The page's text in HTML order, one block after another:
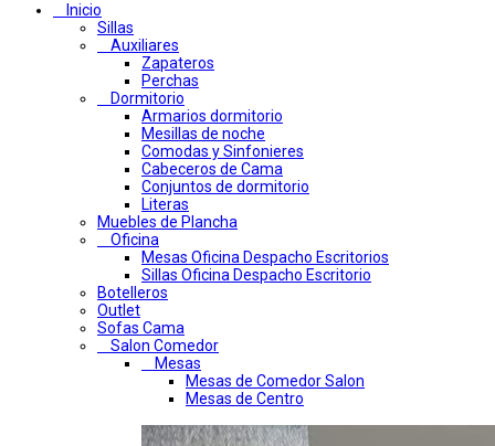
Inicio
Sillas
Auxiliares
Zapateros
Perchas
Dormitorio
Armarios dormitorio
Mesillas de noche
Comodas y Sinfonieres
Cabeceros de Cama
Conjuntos de dormitorio
Literas
Muebles de Plancha
Oficina
Mesas Oficina Despacho Escritorios
Sillas Oficina Despacho Escritorio
Botelleros
Outlet
Sofas Cama
Salon Comedor
Mesas
Mesas de Comedor Salon
Mesas de Centro